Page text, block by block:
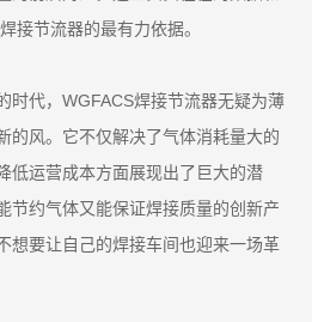
接节流器的最有力依据。
时代，WGFACS焊接节流器无疑为薄
的风。它不仅解决了气体消耗量大的
低运营成本方面展现出了巨大的潜
节约气体又能保证焊接质量的创新产
想要让自己的焊接车间也迎来一场革